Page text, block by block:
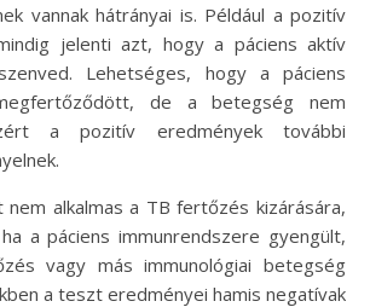
vannak hátrányai is. Például a pozitív
jelenti azt, hogy a páciens aktív
Lehetséges, hogy a páciens
de a betegség nem
a pozitív eredmények további
nem alkalmas a TB fertőzés kizárására,
a páciens immunrendszere gyengült,
vagy más immunológiai betegség
a teszt eredményei hamis negatívak